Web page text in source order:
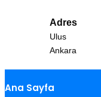
Adres
Ulus
Ankara
Ana Sayfa